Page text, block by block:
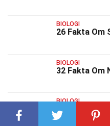
BIOLOGI
26 Fakta Om
BIOLOGI
32 Fakta Om
BIOLOGI
26 Fakta Om